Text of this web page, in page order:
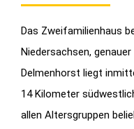
Das Zweifamilienhaus
Niedersachsen,
Delmenhorst liegt
14 Kilometer
allen Altersgruppen